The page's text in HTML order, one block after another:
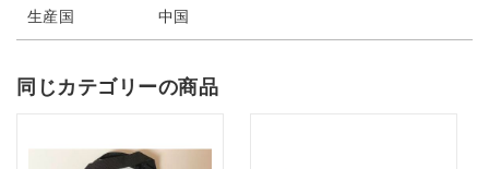
生産国 中国
同じカテゴリーの商品